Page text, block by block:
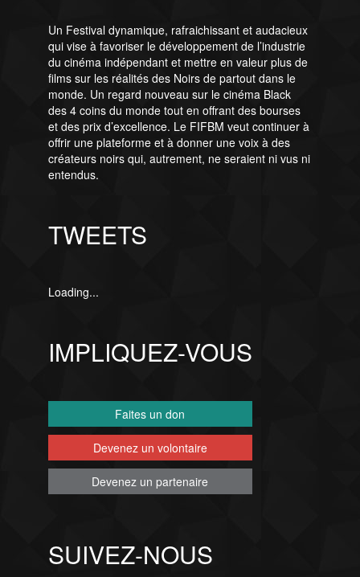
Un Festival dynamique, rafraichissant et audacieux
qui vise à favoriser le développement de l’industrie
du cinéma indépendant et mettre en valeur plus de
films sur les réalités des Noirs de partout dans le
monde. Un regard nouveau sur le cinéma Black
des 4 coins du monde tout en offrant des bourses
et des prix d’excellence. Le FIFBM veut continuer à
offrir une plateforme et à donner une voix à des
créateurs noirs qui, autrement, ne seraient ni vus ni
entendus.
TWEETS
Loading...
IMPLIQUEZ-VOUS
Faites un don
Devenez un volontaire
Devenez un partenaire
SUIVEZ-NOUS